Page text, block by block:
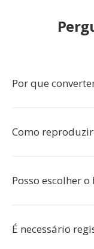
Por que
Como
Posso escolher
É necessário